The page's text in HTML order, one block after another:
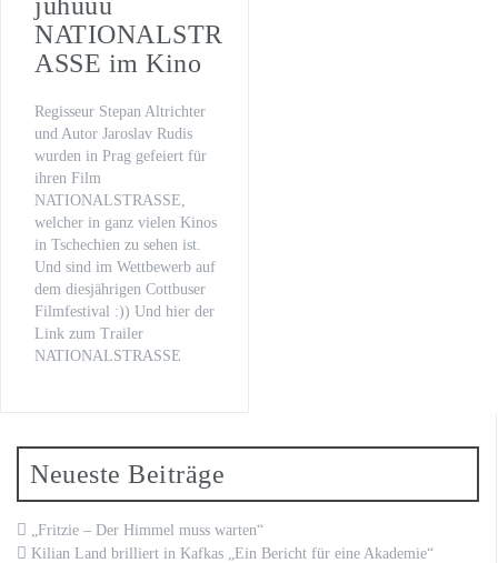
WILSBERG – VATERFREUDEN
Oona von Maydell
Michael Rotschopf und Charlotte Puder
„Fritzie – Der Himmel muss warten“
NATIONALSTR
ASSE im Kino
Regisseur Stepan Altrichter
und Autor Jaroslav Rudis
wurden in Prag gefeiert für
ihren Film
NATIONALSTRASSE,
welcher in ganz vielen Kinos
in Tschechien zu sehen ist.
Und sind im Wettbewerb auf
dem diesjährigen Cottbuser
Filmfestival :)) Und hier der
Link zum Trailer
NATIONALSTRASSE
Neueste Beiträge
„Fritzie – Der Himmel muss warten“
Kilian Land brilliert in Kafkas „Ein Bericht für eine Akademie“